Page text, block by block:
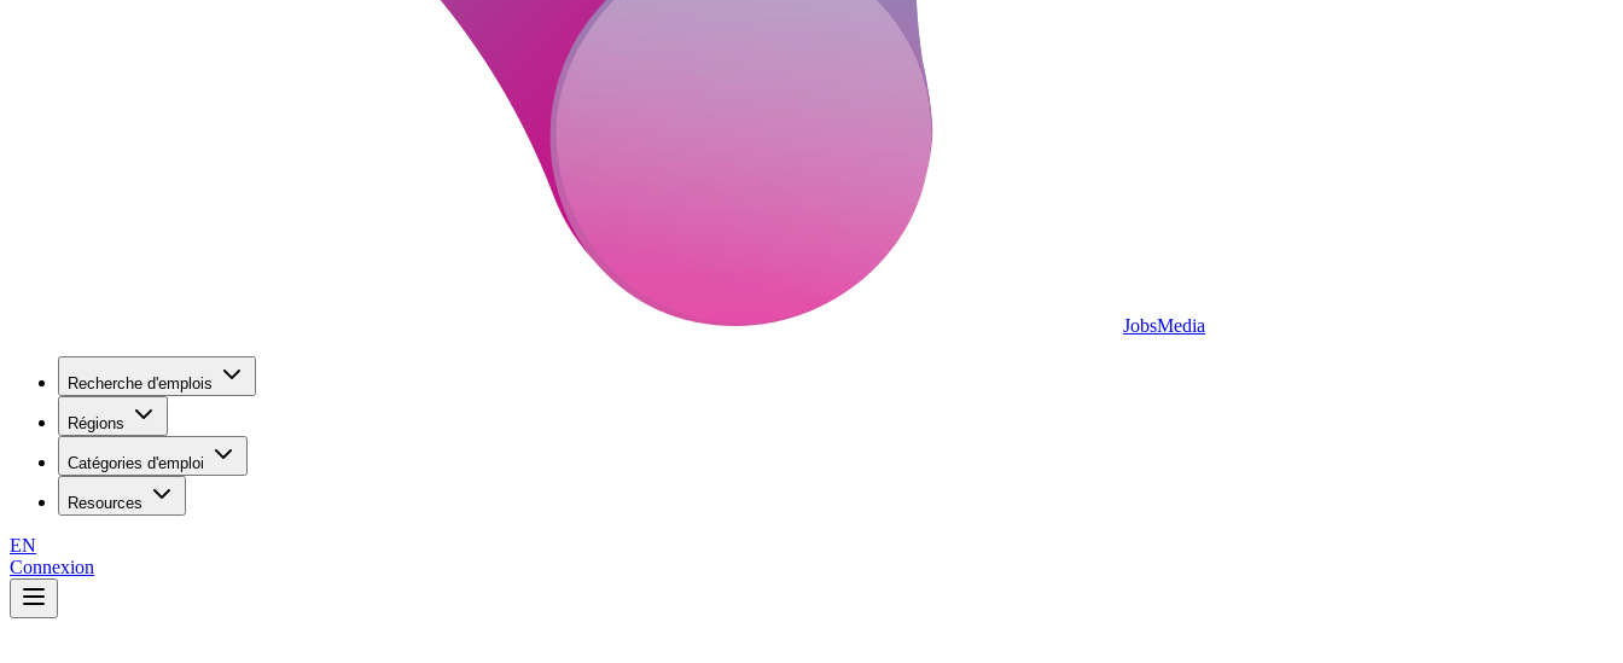
JobsMedia
Recherche d'emplois
Régions
Catégories d'emploi
Resources
EN
Connexion